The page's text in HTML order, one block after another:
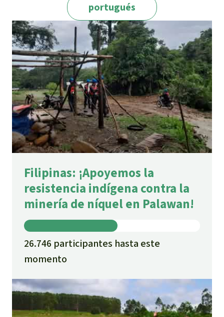
portugués
Filipinas: ¡Apoyemos la
resistencia indígena contra la
minería de níquel en Palawan!
26.746 participantes hasta este
momento